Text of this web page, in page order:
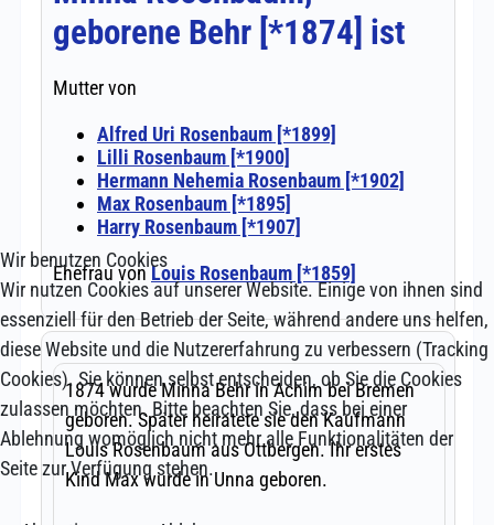
Wir benutzen Cookies
Wir nutzen Cookies auf unserer Website. Einige von ihnen sind
essenziell für den Betrieb der Seite, während andere uns helfen,
diese Website und die Nutzererfahrung zu verbessern (Tracking
Cookies). Sie können selbst entscheiden, ob Sie die Cookies
zulassen möchten. Bitte beachten Sie, dass bei einer
Ablehnung womöglich nicht mehr alle Funktionalitäten der
Seite zur Verfügung stehen.